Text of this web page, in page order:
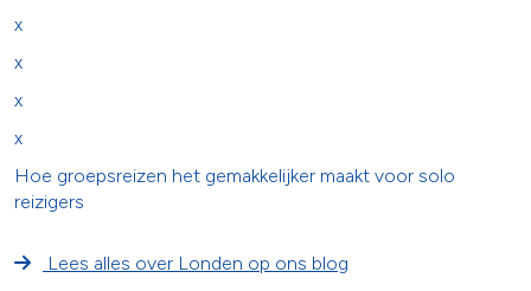
x
x
x
x
Hoe groepsreizen het gemakkelijker maakt voor solo
reizigers
Lees alles over Londen op ons blog